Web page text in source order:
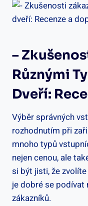
–
Různými
Dveří:
Výběr⁤ správných
‍rozhodnutím při
mnoho typů
nejen cenou, ⁤ale
si být jisti, že
je dobré se‌
zákazníků.